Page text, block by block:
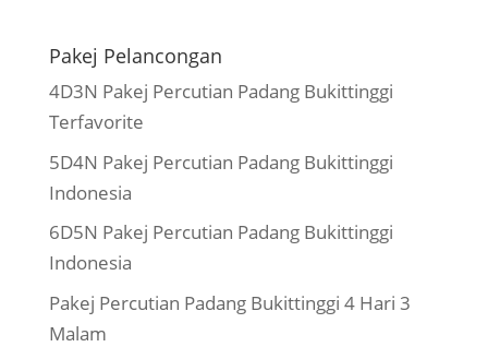
Pakej Pelancongan
4D3N Pakej Percutian Padang Bukittinggi
Terfavorite
5D4N Pakej Percutian Padang Bukittinggi
Indonesia
6D5N Pakej Percutian Padang Bukittinggi
Indonesia
Pakej Percutian Padang Bukittinggi 4 Hari 3
Malam